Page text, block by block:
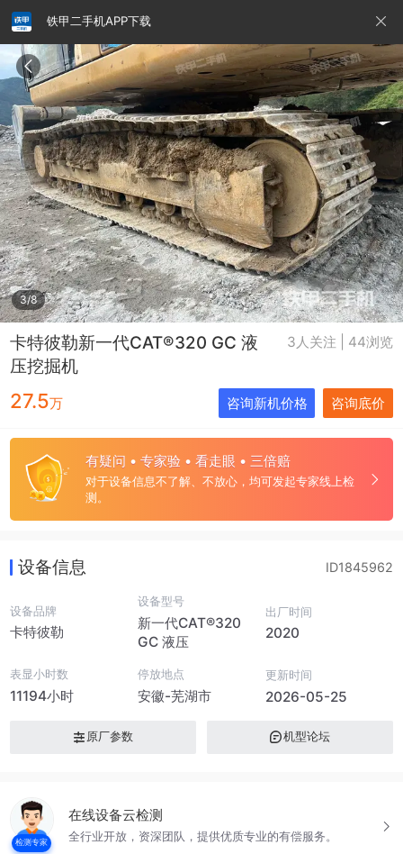
铁甲二手机APP下载
3/8
卡特彼勒新一代CAT®320 GC 液
压挖掘机
3人关注 | 44浏览
27.5万 咨询新机价格 咨询底价
有疑问 • 专家验 • 看走眼 • 三倍赔
对于设备信息不了解、不放心，均可发起专家线上检
测。
请输入手机号
提
交
即
表
示
您
同
意
《隐
私
政
策》
设备信息 ID1845962
设备品牌
卡特彼勒
设备型号
新一代CAT®320
GC 液压
出厂时间
2020
表显小时数
11194小时
停放地点
安徽-芜湖市
更新时间
2026-05-25
原厂参数 机型论坛
检测专家
在线设备云检测
全行业开放，资深团队，提供优质专业的有偿服务。
铁甲龙总部 4000099032 认证经纪人